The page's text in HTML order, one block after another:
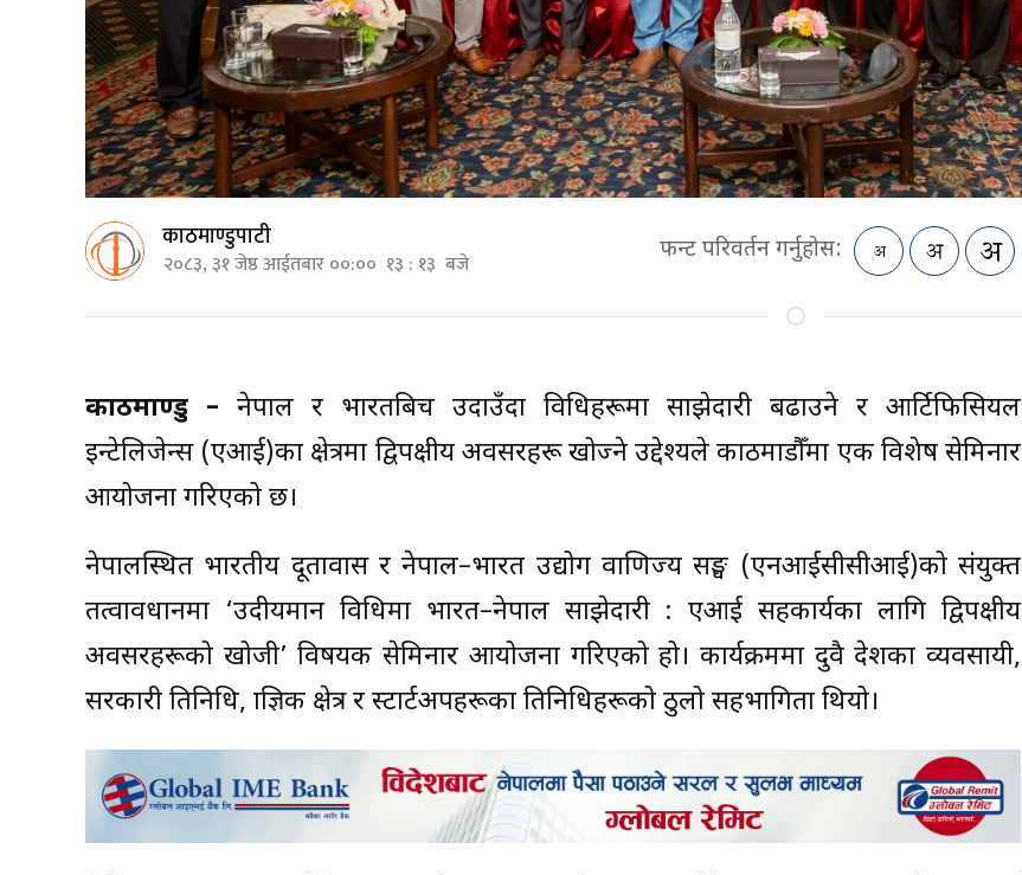
काठमाण्डुपाटी
२०८३, ३१ जेष्ठ आईतबार ००:०० १३ : १३ बजे फन्ट परिवर्तन गर्नुहोस:
काठमाण्डु – नेपाल र भारतबिच उदाउँदा प्रविधिहरूमा साझेदारी बढाउने र आर्टिफिसियल
इन्टेलिजेन्स (एआई)का क्षेत्रमा द्विपक्षीय अवसरहरू खोज्ने उद्देश्यले काठमाडौँमा एक विशेष सेमिनार
आयोजना गरिएको छ।
नेपालस्थित भारतीय दूतावास र नेपाल–भारत उद्योग वाणिज्य सङ्घ (एनआईसीसीआई)को संयुक्त
तत्वावधानमा ‘उदीयमान प्रविधिमा भारत–नेपाल साझेदारी : एआई सहकार्यका लागि द्विपक्षीय
अवसरहरूको खोजी’ विषयक सेमिनार आयोजना गरिएको हो। कार्यक्रममा दुवै देशका व्यवसायी,
सरकारी प्रतिनिधि, प्राज्ञिक क्षेत्र र स्टार्टअपहरूका प्रतिनिधिहरूको ठुलो सहभागिता थियो।